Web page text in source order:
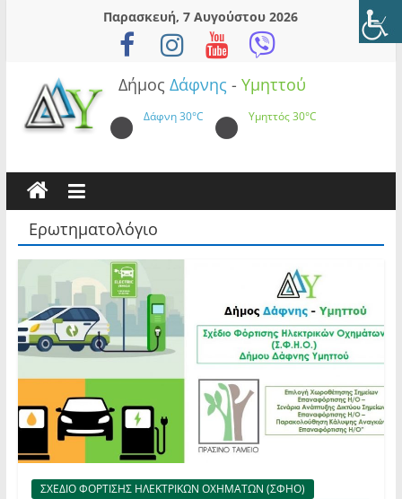
Παρασκευή, 7 Αυγούστου 2026
Δήμος Δάφνης - Υμηττού
Δάφνη30°C Υμηττός30°C
Ερωτηματολόγιο
ΣΧΕΔΙΟ ΦΟΡΤΙΣΗΣ ΗΛΕΚΤΡΙΚΩΝ ΟΧΗΜΑΤΩΝ (ΣΦΗΟ)